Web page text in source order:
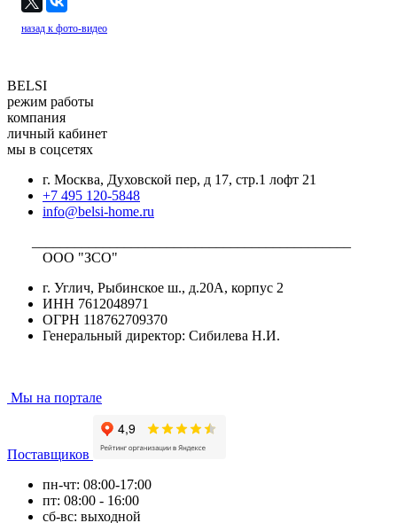
назад к фото-видео
BELSI
режим работы
компания
личный кабинет
мы в соцсетях
г. Москва, Духовской пер, д 17, стр.1 лофт 21
+7 495 120-5848
info@belsi-home.ru
ООО "ЗСО"
г. Углич, Рыбинское ш., д.20А, корпус 2
ИНН 7612048971
ОГРН 118762709370
Генеральный директор: Сибилева Н.И.
Мы на портале
Поставщиков
пн-чт: 08:00-17:00
пт: 08:00 - 16:00
сб-вс: выходной